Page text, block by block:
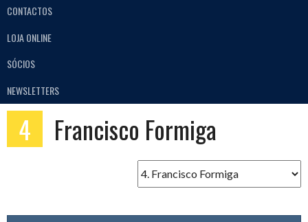
CONTACTOS
LOJA ONLINE
SÓCIOS
NEWSLETTERS
4 Francisco Formiga